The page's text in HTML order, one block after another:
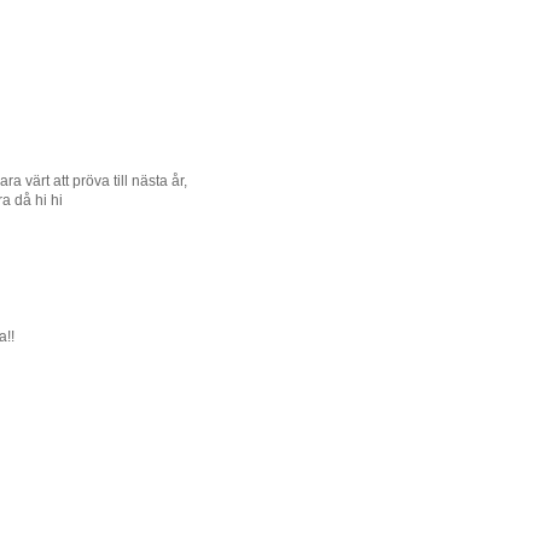
värt att pröva till nästa år,
då hi hi